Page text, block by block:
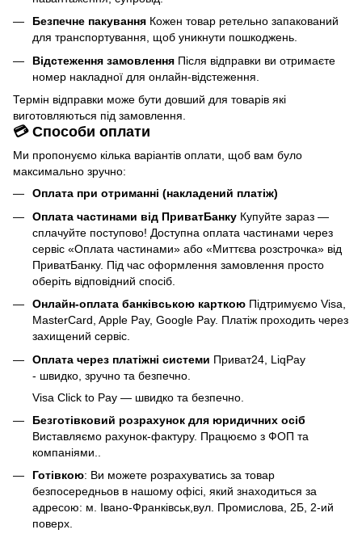
Безпечне пакування Кожен товар ретельно запакований
для транспортування, щоб уникнути пошкоджень.
Відстеження замовлення Після відправки ви отримаєте
номер накладної для онлайн-відстеження.
Термін відправки може бути довший для товарів які
виготовляються під замовлення.
💳 Способи оплати
Ми пропонуємо кілька варіантів оплати, щоб вам було
максимально зручно:
Оплата при отриманні (накладений платіж)
Оплата частинами від ПриватБанку Купуйте зараз —
сплачуйте поступово! Доступна оплата частинами через
сервіс «Оплата частинами» або «Миттєва розстрочка» від
ПриватБанку. Під час оформлення замовлення просто
оберіть відповідний спосіб.
Онлайн-оплата банківською карткою Підтримуємо Visa,
MasterCard, Apple Pay, Google Pay. Платіж проходить через
захищений сервіс.
Оплата через платіжні системи Приват24, LiqPay
- швидко, зручно та безпечно.
Visa Click to Pay — швидко та безпечно.
Безготівковий розрахунок для юридичних осіб
Виставляємо рахунок-фактуру. Працюємо з ФОП та
компаніями..
Готівкою: Ви можете розрахуватись за товар
безпосередньов в нашому офісі, який знаходиться за
адресою: м. Івано-Франківськ,вул. Промислова, 2Б, 2-ий
поверх.